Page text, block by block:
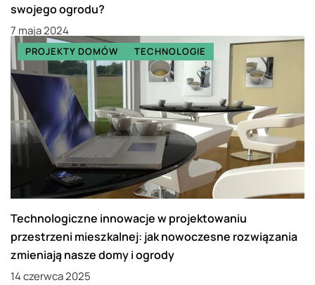
swojego ogrodu?
7 maja 2024
PROJEKTY DOMÓW TECHNOLOGIE
Technologiczne innowacje w projektowaniu
przestrzeni mieszkalnej: jak nowoczesne rozwiązania
zmieniają nasze domy i ogrody
14 czerwca 2025